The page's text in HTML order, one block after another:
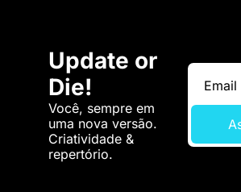
Update or
Die!
Você, sempre em
uma nova versão.
Criatividade &
repertório.